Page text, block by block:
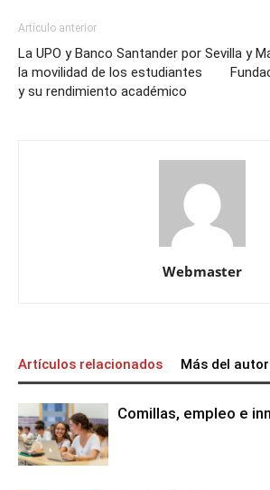
Artículo anterior
La UPO y Banco Santander por
la movilidad de los estudiantes
y su rendimiento académico
Sevilla y
Webmaster
Artículos relacionados Más del autor
Comillas, empleo e